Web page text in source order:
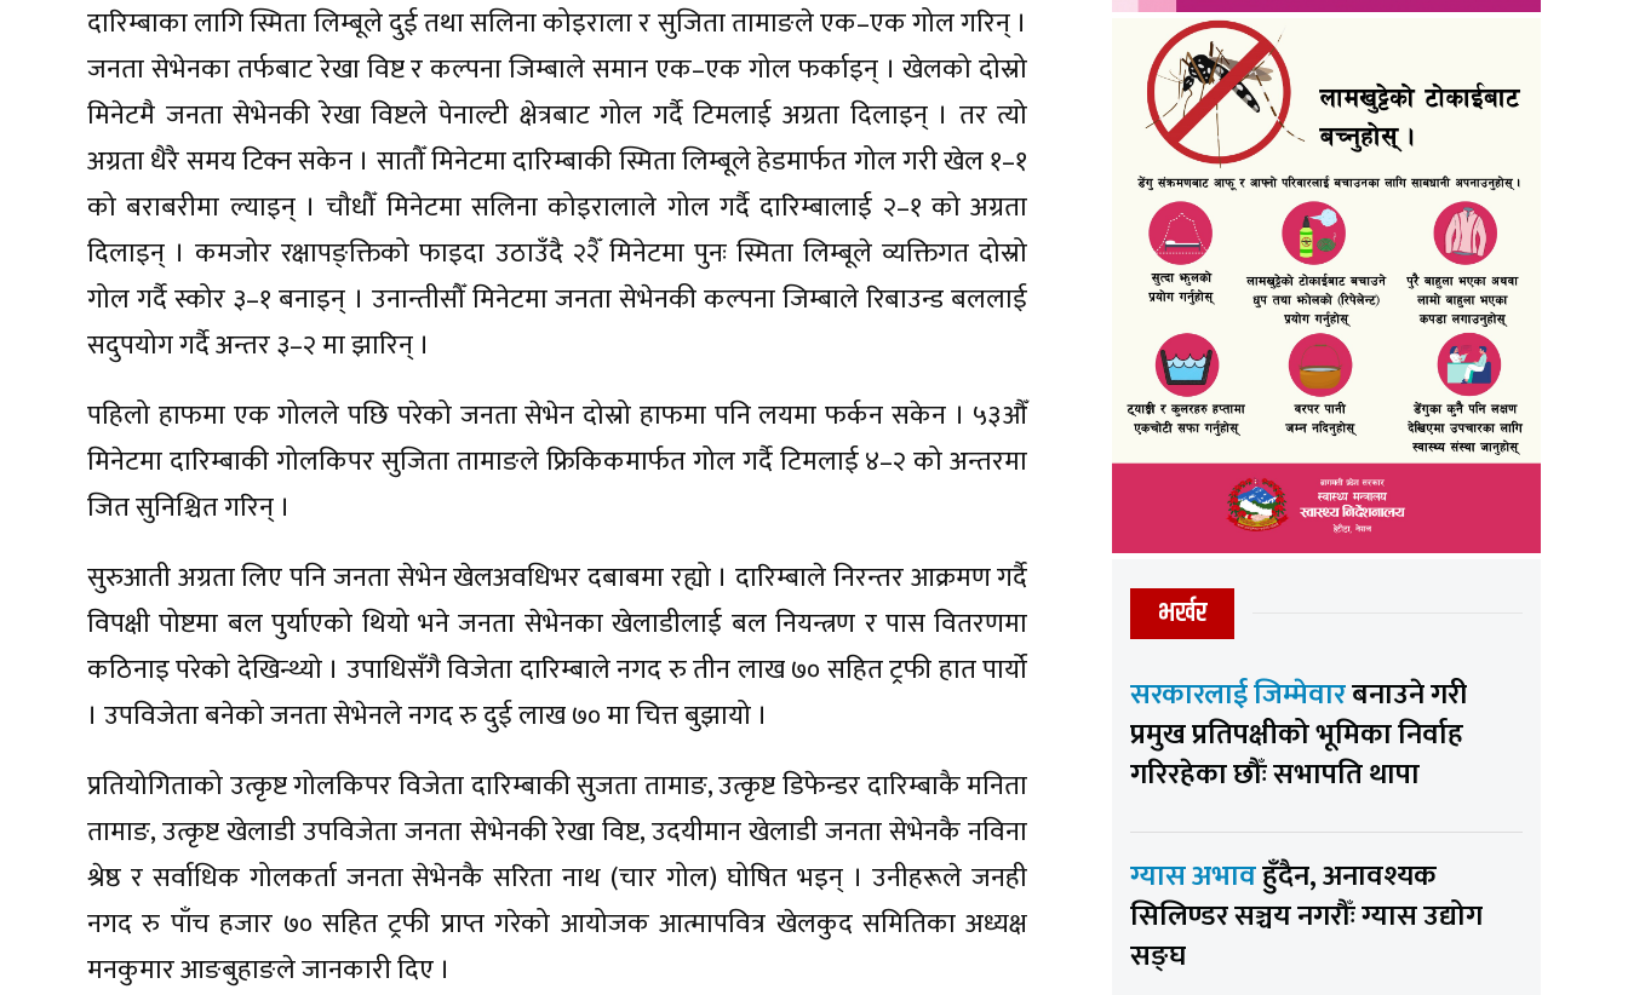
दारिम्बाका लागि स्मिता लिम्बूले दुई तथा सलिना कोइराला र सुजिता तामाङले एक–एक गोल गरिन् ।
जनता सेभेनका तर्फबाट रेखा विष्ट र कल्पना जिम्बाले समान एक–एक गोल फर्काइन् । खेलको दोस्रो
मिनेटमै जनता सेभेनकी रेखा विष्टले पेनाल्टी क्षेत्रबाट गोल गर्दै टिमलाई अग्रता दिलाइन् । तर त्यो
अग्रता धैरै समय टिक्न सकेन । सातौँ मिनेटमा दारिम्बाकी स्मिता लिम्बूले हेडमार्फत गोल गरी खेल १–१
को बराबरीमा ल्याइन् । चौधौँ मिनेटमा सलिना कोइरालाले गोल गर्दै दारिम्बालाई २–१ को अग्रता
दिलाइन् । कमजोर रक्षापङ्क्तिको फाइदा उठाउँदै २२ैँ मिनेटमा पुनः स्मिता लिम्बूले व्यक्तिगत दोस्रो
गोल गर्दै स्कोर ३–१ बनाइन् । उनान्तीसौँ मिनेटमा जनता सेभेनकी कल्पना जिम्बाले रिबाउन्ड बललाई
सदुपयोग गर्दै अन्तर ३–२ मा झारिन् ।
पहिलो हाफमा एक गोलले पछि परेको जनता सेभेन दोस्रो हाफमा पनि लयमा फर्कन सकेन । ५३औँ
मिनेटमा दारिम्बाकी गोलकिपर सुजिता तामाङले फ्रिकिकमार्फत गोल गर्दै टिमलाई ४–२ को अन्तरमा
जित सुनिश्चित गरिन् ।
सुरुआती अग्रता लिए पनि जनता सेभेन खेलअवधिभर दबाबमा रह्यो । दारिम्बाले निरन्तर आक्रमण गर्दै
विपक्षी पोष्टमा बल पुर्याएको थियो भने जनता सेभेनका खेलाडीलाई बल नियन्त्रण र पास वितरणमा
कठिनाइ परेको देखिन्थ्यो । उपाधिसँगै विजेता दारिम्बाले नगद रु तीन लाख ७० सहित ट्रफी हात पार्यो
। उपविजेता बनेको जनता सेभेनले नगद रु दुई लाख ७० मा चित्त बुझायो ।
प्रतियोगिताको उत्कृष्ट गोलकिपर विजेता दारिम्बाकी सुजता तामाङ, उत्कृष्ट डिफेन्डर दारिम्बाकै मनिता
तामाङ, उत्कृष्ट खेलाडी उपविजेता जनता सेभेनकी रेखा विष्ट, उदयीमान खेलाडी जनता सेभेनकै नविना
श्रेष्ठ र सर्वाधिक गोलकर्ता जनता सेभेनकै सरिता नाथ (चार गोल) घोषित भइन् । उनीहरूले जनही
नगद रु पाँच हजार ७० सहित ट्रफी प्राप्त गरेको आयोजक आत्मापवित्र खेलकुद समितिका अध्यक्ष
मनकुमार आङबुहाङले जानकारी दिए ।
भर्खर
सरकारलाई जिम्मेवारबनाउने गरी
प्रमुख प्रतिपक्षीको भूमिका निर्वाह
गरिरहेका छौँः सभापति थापा
ग्यास अभावहुँदैन, अनावश्यक
सिलिण्डर सञ्चय नगरौँः ग्यास उद्योग
सङ्घ